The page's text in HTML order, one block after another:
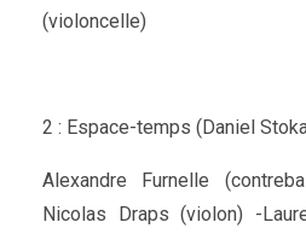
(violoncelle)
2 : Espace-temps (Daniel
Alexandre Furnelle
Nicolas Draps (violon) -